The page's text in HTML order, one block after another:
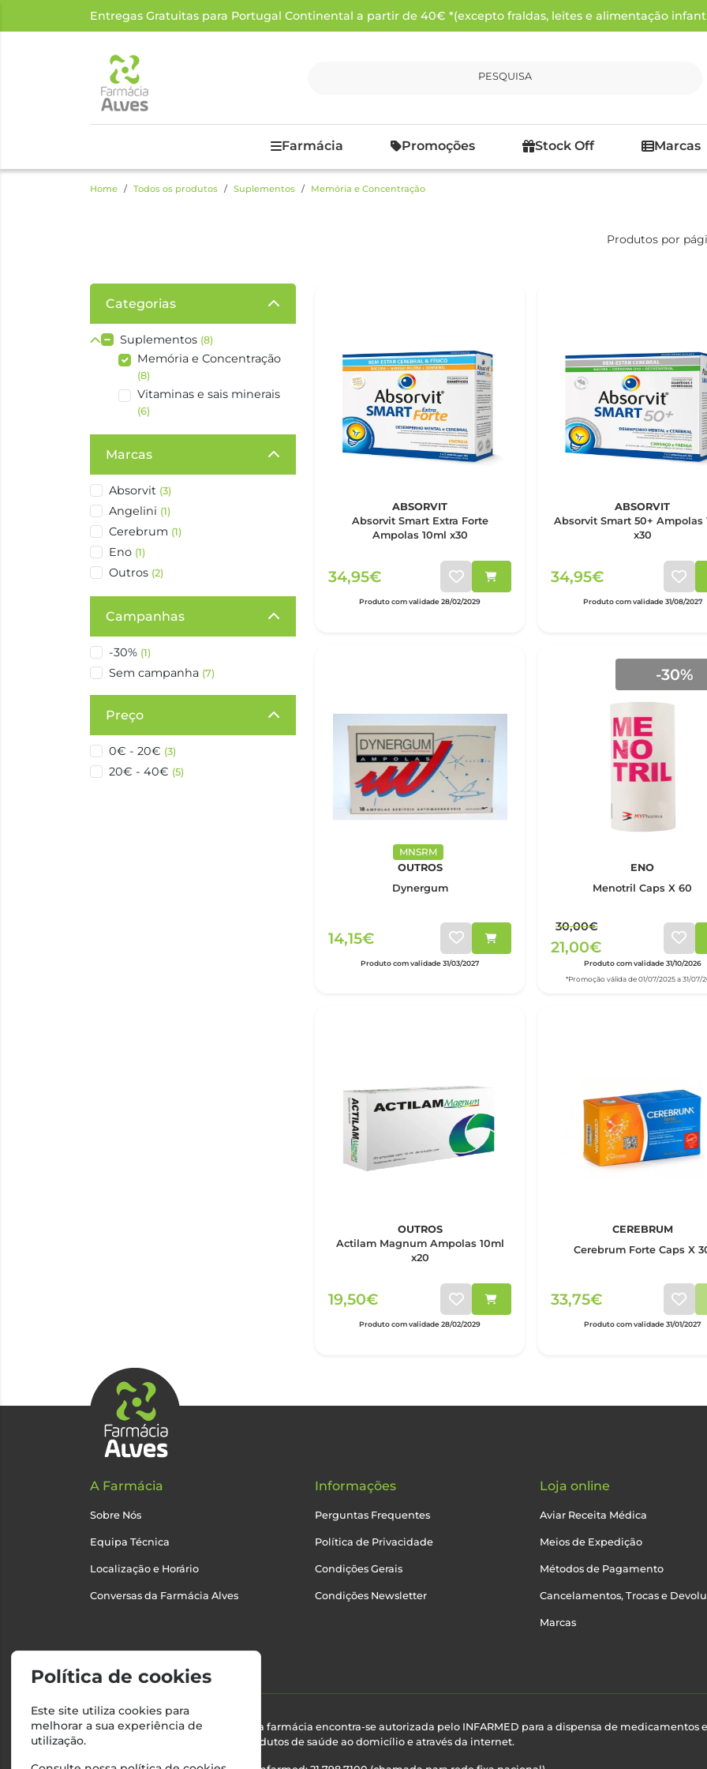
Entregas Gratuitas para Portugal Continental a partir de 40€ *(excepto fraldas, leites e alimentação
PESQUISA
Farmácia Promoções Stock Off Marcas
Home Todos os produtos Suplementos Memória e Concentração
Produtos por
Categorias
Suplementos (8)
Memória e Concentração
(8)
Vitaminas e sais minerais
(6)
Marcas
Absorvit (3)
Angelini (1)
Cerebrum (1)
Eno (1)
Outros (2)
Campanhas
-30% (1)
Sem campanha (7)
Preço
0€ - 20€ (3)
20€ - 40€ (5)
ABSORVIT
Absorvit Smart Extra Forte
Ampolas 10ml x30
34,95€
Produto com validade 28/02/2029
ABSORVIT
Absorvit Smart 50+ Ampolas
x30
34,95€
Produto com validade 31/08/2027
MNSRM
OUTROS
Dynergum
14,15€
Produto com validade 31/03/2027
-30%
*Promoção válida de 01/07/2025 a 31/07/
ENO
Menotril Caps X 60
30,00€
21,00€
Produto com validade 31/10/2026
OUTROS
Actilam Magnum Ampolas 10ml
x20
19,50€
Produto com validade 28/02/2029
CEREBRUM
Cerebrum Forte Caps X
33,75€
Produto com validade 31/01/2027
A Farmácia
Sobre Nós
Equipa Técnica
Localização e Horário
Conversas da Farmácia Alves
Informações
Perguntas Frequentes
Política de Privacidade
Condições Gerais
Condições Newsletter
Loja online
Aviar Receita Médica
Meios de Expedição
Métodos de Pagamento
Cancelamentos, Trocas e
Marcas
Esta farmácia encontra-se autorizada pelo INFARMED para a dispensa de medicamentos e
produtos de saúde ao domicílio e através da internet.
Política de cookies
Este site utiliza cookies para
melhorar a sua experiência de
utilização.